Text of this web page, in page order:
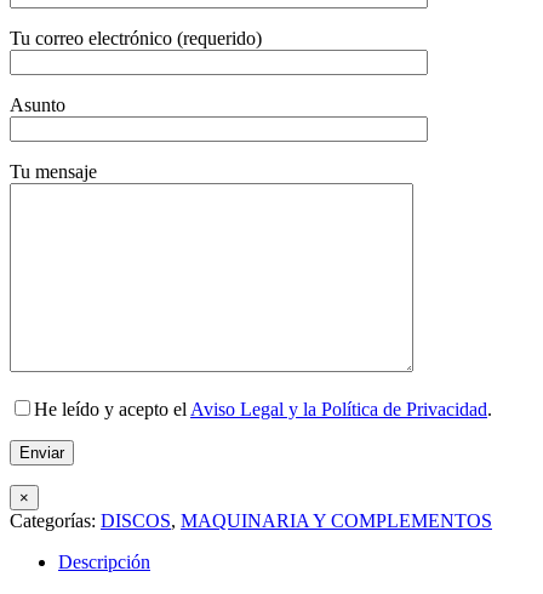
Tu correo electrónico (requerido)
Asunto
Tu mensaje
He leído y acepto el Aviso Legal y la Política de Privacidad.
×
Categorías: DISCOS, MAQUINARIA Y COMPLEMENTOS
Descripción